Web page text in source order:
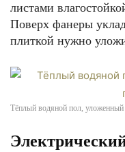
листами
Поверх фанеры
плиткой нужно
Тёплый водяной пол, уложенный